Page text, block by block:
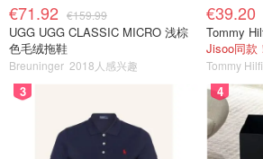
€71.92 €159.99
UGG UGG CLASSIC MICRO 浅棕
色毛绒拖鞋
Breuninger 2018人感兴趣
€39.20
Tommy
Jisoo同款
Tommy
3 4